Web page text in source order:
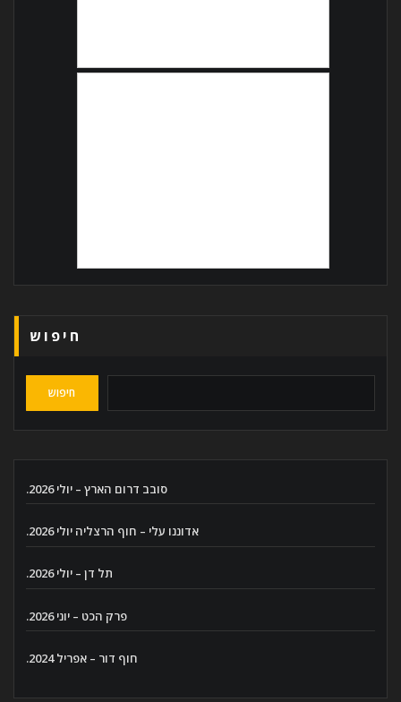
חיפוש
חיפוש
סובב דרום הארץ – יולי 2026.
אדוננו עלי – חוף הרצליה יולי 2026.
תל דן – יולי 2026.
פרק הכט – יוני 2026.
חוף דור – אפריל 2024.